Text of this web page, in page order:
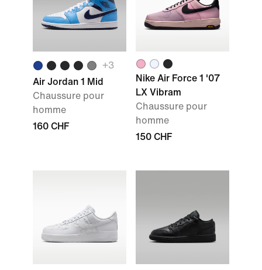
+3
Air Jordan 1 Mid
Chaussure pour
homme
160 CHF
Nike Air Force 1 '07
LX Vibram
Chaussure pour
homme
150 CHF